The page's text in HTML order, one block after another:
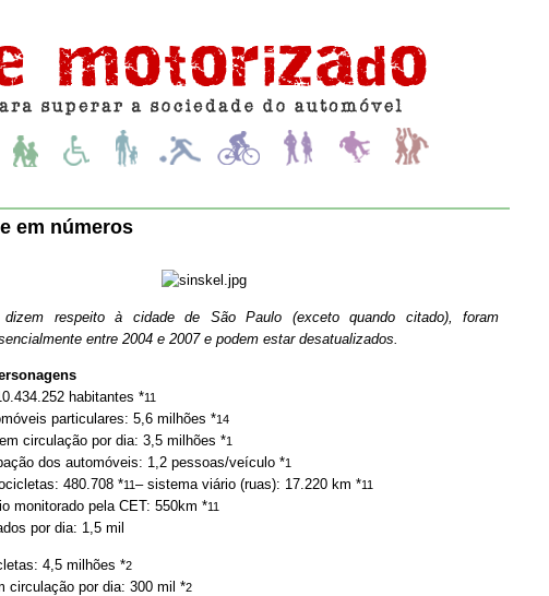
em números
respeito à cidade de São Paulo (exceto quando citado), foram
entre 2004 e 2007 e podem estar desatualizados.
habitantes *11
particulares: 5,6 milhões *14
circulação por dia: 3,5 milhões *1
dos automóveis: 1,2 pessoas/veículo *1
480.708 *11– sistema viário (ruas): 17.220 km *11
monitorado pela CET: 550km *11
por dia: 1,5 mil
4,5 milhões *2
circulação por dia: 300 mil *2